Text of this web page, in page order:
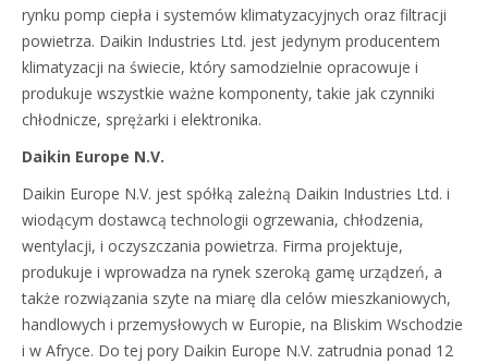
rynku pomp ciepła i systemów klimatyzacyjnych oraz filtracji
powietrza. Daikin Industries Ltd. jest jedynym producentem
klimatyzacji na świecie, który samodzielnie opracowuje i
produkuje wszystkie ważne komponenty, takie jak czynniki
chłodnicze, sprężarki i elektronika.
Daikin Europe N.V.
Daikin Europe N.V. jest spółką zależną Daikin Industries Ltd. i
wiodącym dostawcą technologii ogrzewania, chłodzenia,
wentylacji, i oczyszczania powietrza. Firma projektuje,
produkuje i wprowadza na rynek szeroką gamę urządzeń, a
także rozwiązania szyte na miarę dla celów mieszkaniowych,
handlowych i przemysłowych w Europie, na Bliskim Wschodzie
i w Afryce. Do tej pory Daikin Europe N.V. zatrudnia ponad 12